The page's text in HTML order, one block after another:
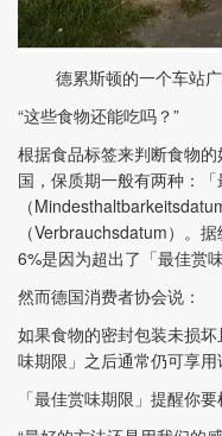
德累斯顿的一个车站
“这些食物还能吃吗？”
根据食品标签来判断食物
国，保质期一般有两种：「
（
（Verbrauchsdatum）。
6%是因为超出了「最佳赏
然而德国消费者协会说：
如果食物的密封包装未损
味期限」之后通常仍可享用
「最佳赏味期限」提醒你